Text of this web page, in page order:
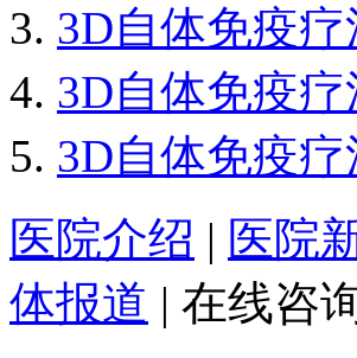
3D自体免疫
3D自体免疫
3D自体免疫
医院介绍 | 医院
体报道 | 在线咨